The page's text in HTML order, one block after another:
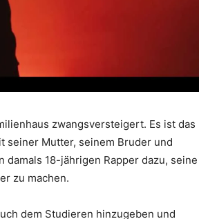
zwangsversteigert. Es ist das
seiner Mutter, seinem Bruder und
18-jährigen Rapper dazu, seine
zu machen.
dem Studieren hinzugeben und